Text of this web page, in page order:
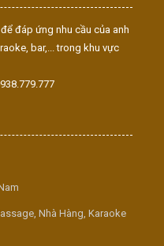
đáp ứng nhu cầu của anh
bar,... trong khu vực
Nhà Hàng, Karaoke